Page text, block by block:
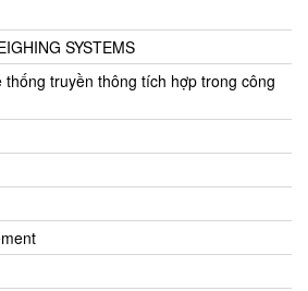
SYSTEMS
thống truyền thông tích hợp trong công